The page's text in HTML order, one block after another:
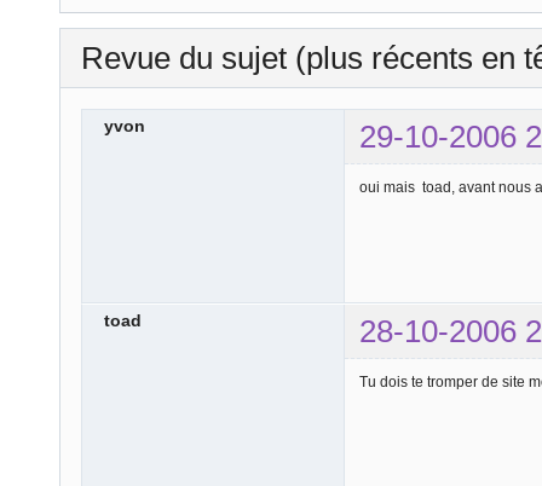
Revue du sujet (plus récents en
yvon 29-10-2006
oui mais toad, avant nous
toad 28-10-2006
Tu dois te tromper de site